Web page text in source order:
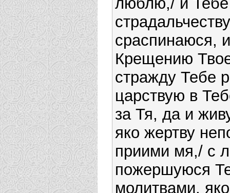
сраспинаюся,
Крещению
стражду Тебе
царствую в
за Тя, да и
яко жертву
приими мя,/ с
пожершуюся
молитвами,